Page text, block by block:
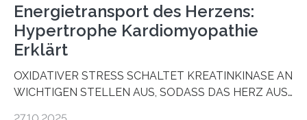
Energietransport des Herzens:
Hypertrophe Kardiomyopathie
Erklärt
OXIDATIVER STRESS SCHALTET KREATINKINASE AN
WICHTIGEN STELLEN AUS, SODASS DAS HERZ AUS